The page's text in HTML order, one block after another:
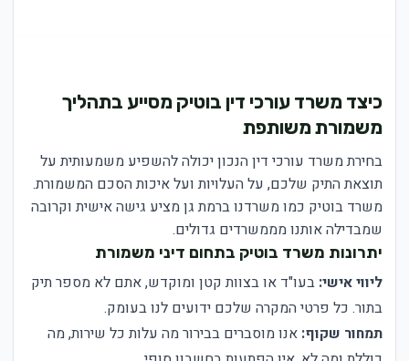
כיצד משרד עורכי דין בוטיק מסייע בתהליך
משמורת משותפת
בחירת משרד עורכי דין הנכון יכולה להשפיע משמעותית על
תוצאת התיק שלכם, על העלויות ועל איכות הסכם המשמורת.
משרד בוטיק כמו משרדנו ברמת גן מציע גישה אישית וקרובה
שמבדילה אותנו מממשרדים גדולים.
יתרונות משרד בוטיק בתחום דיני משמורת
ליווי אישי: בעו"ד או בצוות קטן ומוקדש, אתם לא מספר תיק
בתור. כל פרטי המקרה שלכם ידועים לנו בעומק.
תמחור שקוף: אנו מוסברים בבירור מה עלות כל שירות, מה